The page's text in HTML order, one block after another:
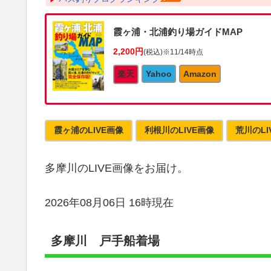
霞ヶ浦・北浦釣り場ガイドMAP
2,200円(税込)※11/14時点
楽天 Yahoo Amazon
霞ヶ浦のLIVE画像 利根川のLIVE画像 荒川の
多摩川のLIVE画像をお届け。
2026年08月06日 16時現在
多摩川 戸手船着場